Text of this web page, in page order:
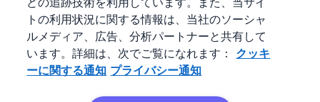
Cookie 優先設定
Pipedrive は、ウェブベースの販売管理システム（CRM）
です。
トの利用状況に関する情報は、当社のソーシャ
ルメディア、広告、分析パートナーと共有して
います。詳細は、次でご覧になれます：
クッキ
ーに関する通知 プライバシー通知